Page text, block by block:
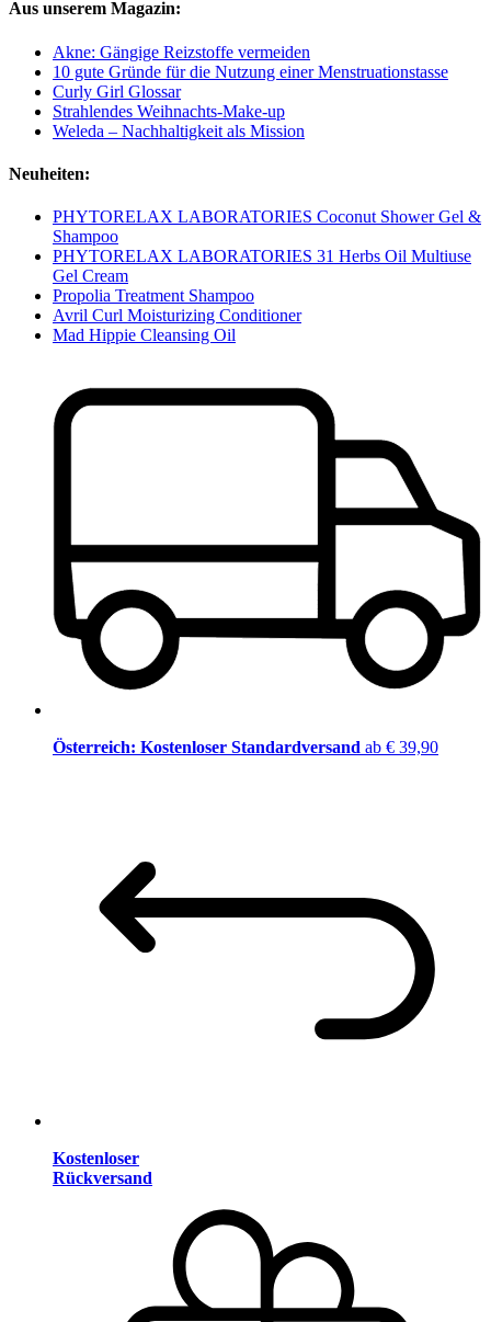
Aus unserem Magazin:
Akne: Gängige Reizstoffe vermeiden
10 gute Gründe für die Nutzung einer Menstruationstasse
Curly Girl Glossar
Strahlendes Weihnachts-Make-up
Weleda – Nachhaltigkeit als Mission
Neuheiten:
PHYTORELAX LABORATORIES Coconut Shower Gel &
Shampoo
PHYTORELAX LABORATORIES 31 Herbs Oil Multiuse
Gel Cream
Propolia Treatment Shampoo
Avril Curl Moisturizing Conditioner
Mad Hippie Cleansing Oil
Österreich: Kostenloser Standardversand ab € 39,90
Kostenloser
Rückversand